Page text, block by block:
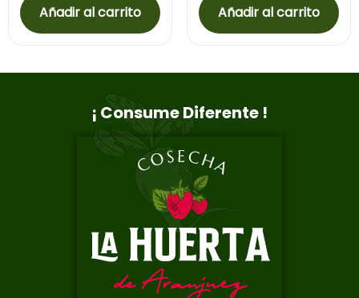
Añadir al carrito Añadir al carrito
¡ Consume Diferente !